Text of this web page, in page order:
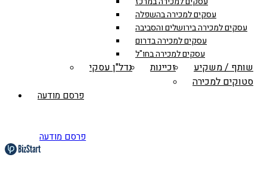
עסקים למכירה בהשפלה
עסקים למכירה בירושלים והסביבה
עסקים למכירה בדרום
עסקים למכירה בחו"ל
שותף / משקיע זכיינות
נדל"ן עסקי
סטוקים למכירה
פרסם מודעה
פרסם מודעה